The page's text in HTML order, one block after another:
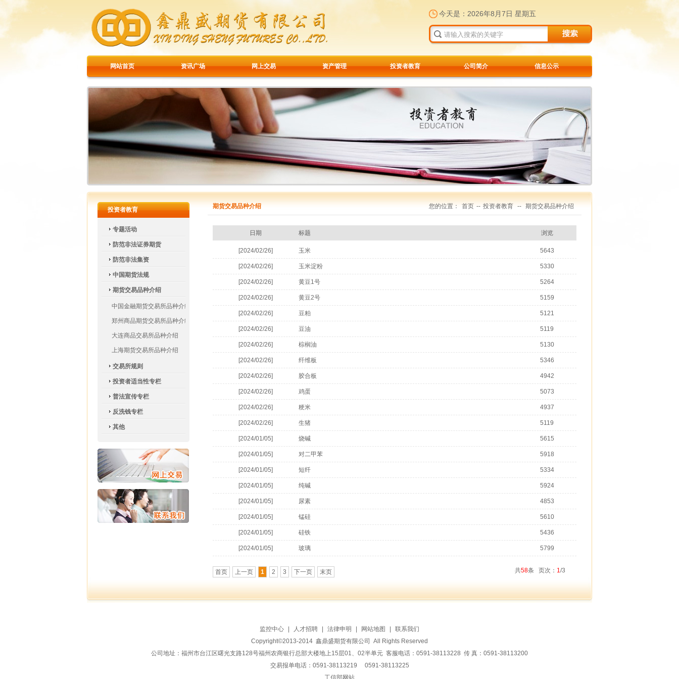
今天是： 2026年8月7日 星期五
网站首页 资讯广场 网上交易 资产管理 投资者教育 公司简介 信息公示
投资者教育
专题活动
防范非法证券期货
防范非法集资
中国期货法规
期货交易品种介绍
中国金融期货交易所品种介绍
郑州商品期货交易所品种介绍
大连商品交易所品种介绍
上海期货交易所品种介绍
交易所规则
投资者适当性专栏
普法宣传专栏
反洗钱专栏
其他
期货交易品种介绍 您的位置： 首页 -- 投资者教育 -- 期货交易品种介绍
日期 标题 浏览
[2024/02/26] 玉米 5643
[2024/02/26] 玉米淀粉 5330
[2024/02/26] 黄豆1号 5264
[2024/02/26] 黄豆2号 5159
[2024/02/26] 豆粕 5121
[2024/02/26] 豆油 5119
[2024/02/26] 棕榈油 5130
[2024/02/26] 纤维板 5346
[2024/02/26] 胶合板 4942
[2024/02/26] 鸡蛋 5073
[2024/02/26] 粳米 4937
[2024/02/26] 生猪 5119
[2024/01/05] 烧碱 5615
[2024/01/05] 对二甲苯 5918
[2024/01/05] 短纤 5334
[2024/01/05] 纯碱 5924
[2024/01/05] 尿素 4853
[2024/01/05] 锰硅 5610
[2024/01/05] 硅铁 5436
[2024/01/05] 玻璃 5799
首页 上一页 1 2 3 下一页 末页 共58条 页次： 1/3
监控中心 人才招聘 法律申明 网站地图
联系我们
Copyright©2013-2014 鑫鼎盛期货有限公司 All Rights Reserved
公司地址：福州市台江区曙光支路128号福州农商银行总部大楼地上15层01、02半单元 客服电话：0591-38113228 传 真：0591-38113200
交易报单电话：0591-38113219 0591-38113225
工信部网站